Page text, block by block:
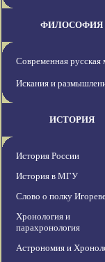
ФИЛОСОФИЯ
Современная русская
Искания и
ИСТОРИЯ
История России
История в МГУ
Слово о полку
Хронология и
парахронология
Астрономия и